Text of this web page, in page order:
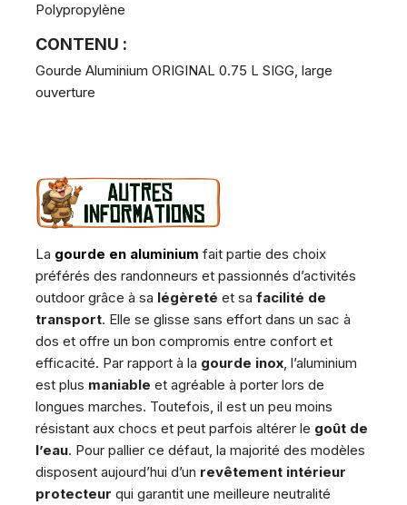
Polypropylène
CONTENU :
Gourde Aluminium ORIGINAL 0.75 L SIGG, large
ouverture
La gourde en aluminium fait partie des choix
préférés des randonneurs et passionnés d’activités
outdoor grâce à sa légèreté et sa facilité de
transport. Elle se glisse sans effort dans un sac à
dos et offre un bon compromis entre confort et
efficacité. Par rapport à la gourde inox , l’aluminium
est plus maniable et agréable à porter lors de
longues marches. Toutefois, il est un peu moins
résistant aux chocs et peut parfois altérer le goût de
l’eau. Pour pallier ce défaut, la majorité des modèles
disposent aujourd’hui d’un revêtement intérieur
protecteur qui garantit une meilleure neutralité